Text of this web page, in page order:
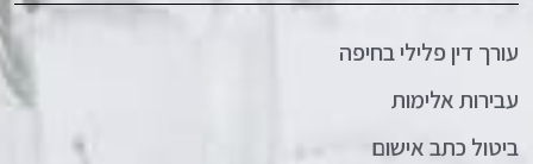
עורך דין פלילי בחיפה
עבירות אלימות
ביטול כתב אישום